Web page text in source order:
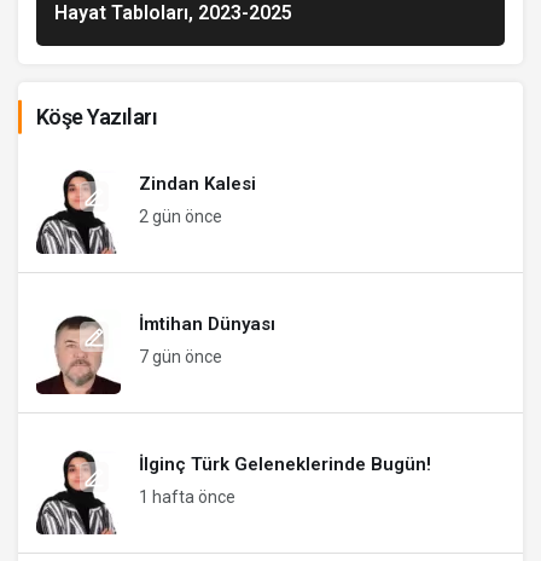
Hayat Tabloları, 2023-2025
Köşe Yazıları
Zindan Kalesi
2 gün önce
İmtihan Dünyası
7 gün önce
İlginç Türk Geleneklerinde Bugün!
1 hafta önce